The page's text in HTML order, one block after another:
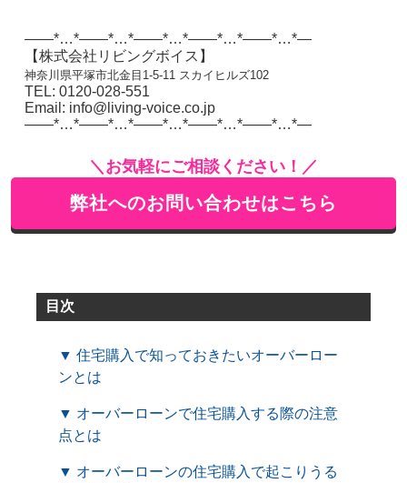
——*…*——*…*——*…*——*…*——*…*—
【株式会社リビングボイス】
神奈川県平塚市北金目1-5-11 スカイヒルズ102
TEL: 0120-028-551
Email: info@living-voice.co.jp
——*…*——*…*——*…*——*…*——*…*—
＼お気軽にご相談ください！／
弊社へのお問い合わせはこちら
目次
▼ 住宅購入で知っておきたいオーバーロー
ンとは
▼ オーバーローンで住宅購入する際の注意
点とは
▼ オーバーローンの住宅購入で起こりうる